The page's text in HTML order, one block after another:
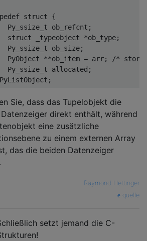
struct
{
Py_ssize_t ob_refcnt ;
struct _typeobject *ob_type;
Py_ssize_t ob_size;
PyObject
**ob_item = arr;
/* store
Py_ssize_t allocated ;
PyListObject ;
Sie, dass das Tupelobjekt die
direkt enthält, während
eine zusätzliche
zu einem externen Array
das die beiden Datenzeiger
Raymond Hettinger
quelle
setzt jemand die C-